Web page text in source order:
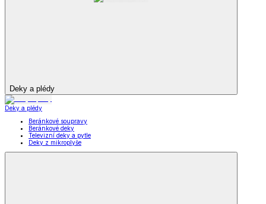
Deky a plédy
Deky a plédy
Beránkové soupravy
Beránkové deky
Televizní deky a pytle
Deky z mikroplyše